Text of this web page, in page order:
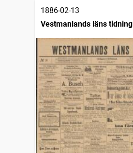
1886-02-13
Vestmanlands läns tidning